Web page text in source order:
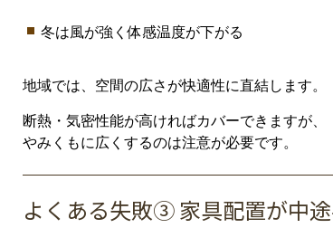
冬は風が強 く体感温度が下がる
地域では、 空間の広さ が快適性に直結し ます。
断熱・ 気密性能が高ければカバーでき ますが、
やみくもに 広 く するのは注意が必要です。
よく ある失敗③家具配置が中